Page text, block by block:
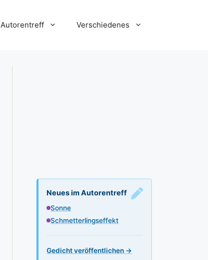
Autorentreff Verschiedenes
Neues im Autorentreff
Sonne
Schmetterlingseffekt
Gedicht veröffentlichen →